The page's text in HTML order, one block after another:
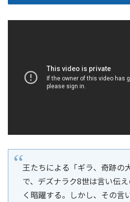
王たちによる「ギラ、奇跡の
で、デズナラク8世は言い伝
く暗躍する。しかし、その言